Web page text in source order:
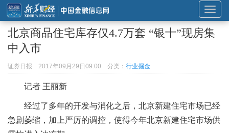
展
开
或
导
北京商品住宅库存仅4.7万套 “银十”现房集
中入市
证券日报 2017年09月29日09:00 分类： 行业掘金
记者 王丽新
经过了多年的开发与消化之后，北京新建住宅市场已经
急剧萎缩，加上严厉的调控，使得今年北京新建住宅市场供